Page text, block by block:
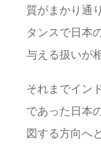
質がまかり通
タンスで日本
与える扱いが
それまでイン
であった日本
図する方向へ